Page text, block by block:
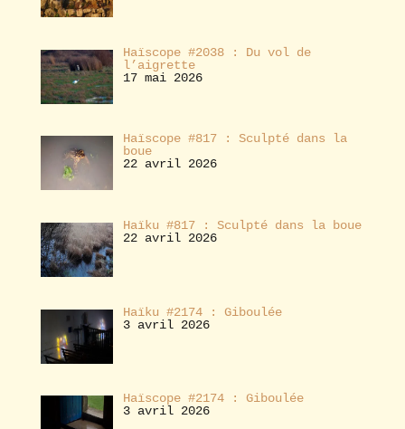
Haïscope #2038 : Du vol de
l’aigrette
17 mai 2026
Haïscope #817 : Sculpté dans la
boue
22 avril 2026
Haïku #817 : Sculpté dans la boue
22 avril 2026
Haïku #2174 : Giboulée
3 avril 2026
Haïscope #2174 : Giboulée
3 avril 2026